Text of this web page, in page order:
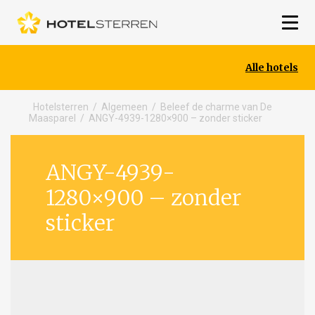
Alle hotels
Hotelsterren / Algemeen / Beleef de charme van De
Maasparel
/ ANGY-4939-1280×900 – zonder sticker
ANGY-4939-
1280×900 – zonder
sticker